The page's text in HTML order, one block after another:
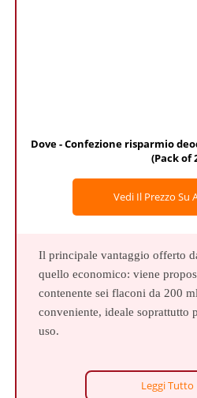
Dove - Confezione risparmio
(Pack of
Vedi Il Prezzo Su
Il principale vantaggio offerto
quello economico: viene
contenente sei flaconi da 200
conveniente, ideale soprattutto
uso.
Leggi Tutto